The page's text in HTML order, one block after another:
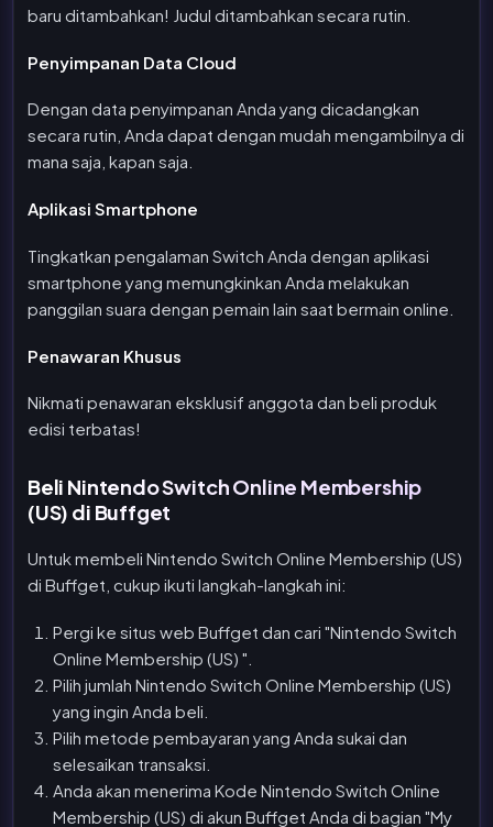
baru ditambahkan! Judul ditambahkan secara rutin.
Penyimpanan Data Cloud
Dengan data penyimpanan Anda yang dicadangkan
secara rutin, Anda dapat dengan mudah mengambilnya di
mana saja, kapan saja.
Aplikasi Smartphone
Tingkatkan pengalaman Switch Anda dengan aplikasi
smartphone yang memungkinkan Anda melakukan
panggilan suara dengan pemain lain saat bermain online.
Penawaran Khusus
Nikmati penawaran eksklusif anggota dan beli produk
edisi terbatas!
Beli Nintendo Switch Online Membership
(US) di Buffget
Untuk membeli Nintendo Switch Online Membership (US)
di Buffget, cukup ikuti langkah-langkah ini:
Pergi ke situs web Buffget dan cari "Nintendo Switch
Online Membership (US) ".
Pilih jumlah Nintendo Switch Online Membership (US)
yang ingin Anda beli.
Pilih metode pembayaran yang Anda sukai dan
selesaikan transaksi.
Anda akan menerima Kode Nintendo Switch Online
Membership (US) di akun Buffget Anda di bagian "My